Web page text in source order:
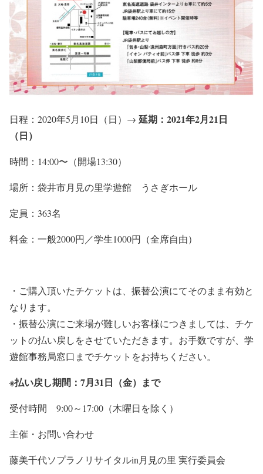
日程：2020年5月10日（日）→ 延期：2021年2月21日
（日）
時間：14:00〜（開場13:30）
場所：袋井市月見の里学遊館 うさぎホール
定員：363名
料金：一般2000円／学生1000円（全席自由）
・ご購入頂いたチケットは、振替公演にてそのまま有効と
なります。
・振替公演にご来場が難しいお客様につきましては、チケ
ットの払い戻しをさせていただきます。お手数ですが、学
遊館事務局窓口までチケットをお持ちください。
※払い戻し期間：7月31日（金）まで
受付時間 9:00～17:00（木曜日を除く）
主催・お問い合わせ
藤美千代ソプラノリサイタルin月見の里 実行委員会